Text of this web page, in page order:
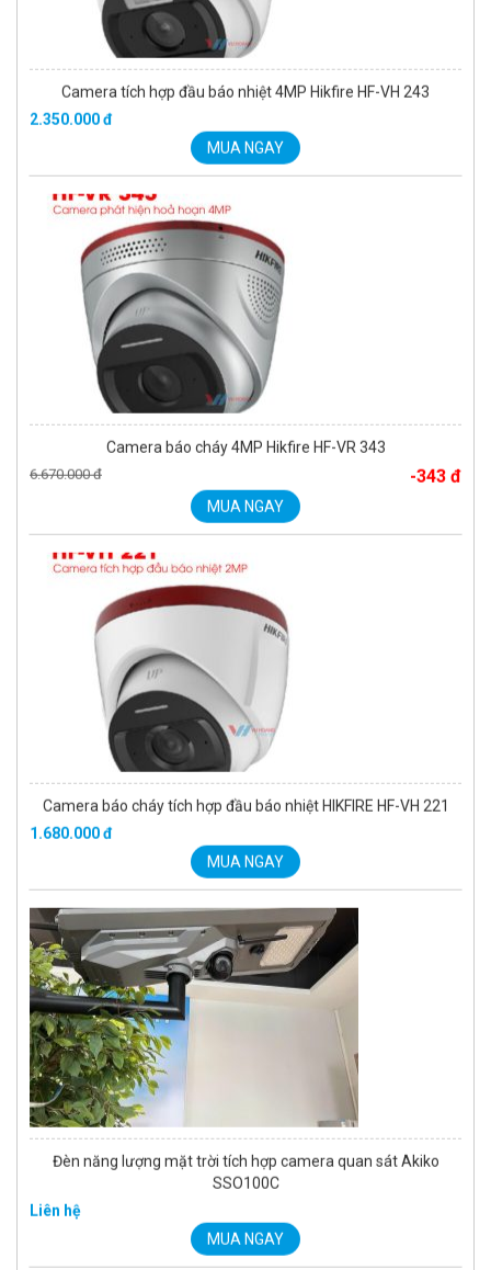
Camera báo cháy 4MP Hikfire HF-VR 343
6.670.000 đ
MUA NGAY
Camera báo cháy tích hợp đầu báo nhiệt HIKFIRE HF-VH 221
1.680.000 đ
MUA NGAY
Đèn năng lượng mặt trời tích hợp camera quan sát Akiko
SSO100C
Liên hệ